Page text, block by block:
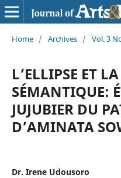
Home / Archives / Vol. 3
L’ELLIPSE ET
SÉMANTIQUE:
JUJUBIER DU
D’AMINATA
Dr. Irene Udousoro